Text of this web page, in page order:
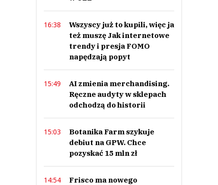
16:38
Wszyscy już to kupili, więc ja
też muszę Jak internetowe
trendy i presja FOMO
napędzają popyt
15:49
AI zmienia merchandising.
Ręczne audyty w sklepach
odchodzą do historii
15:03
Botanika Farm szykuje
debiut na GPW. Chce
pozyskać 15 mln zł
14:54
Frisco ma nowego